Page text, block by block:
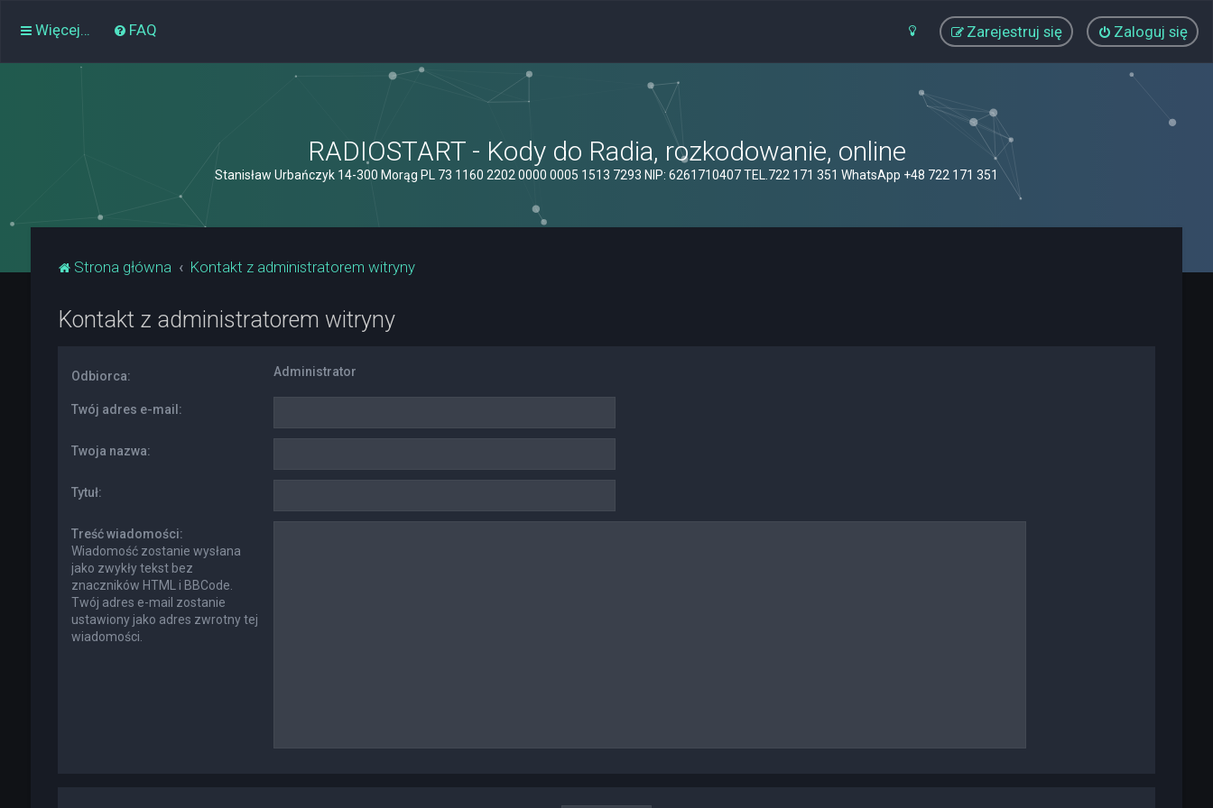
Więcej… FAQ Zaloguj się
Zarejestruj się
RADIOSTART - Kody do Radia, rozkodowanie, online
Stanisław Urbańczyk 14-300 Morąg PL 73 1160 2202 0000 0005 1513 7293 NIP: 6261710407 TEL.722 171 351 WhatsApp +48 722 171 351
Strona główna Kontakt z administratorem witryny
Kontakt z administratorem witryny
Odbiorca: Administrator
Twój adres e-mail:
Twoja nazwa:
Tytuł:
Treść wiadomości:
Wiadomość zostanie wysłana
jako zwykły tekst bez
znaczników HTML i BBCode.
Twój adres e-mail zostanie
ustawiony jako adres zwrotny tej
wiadomości.